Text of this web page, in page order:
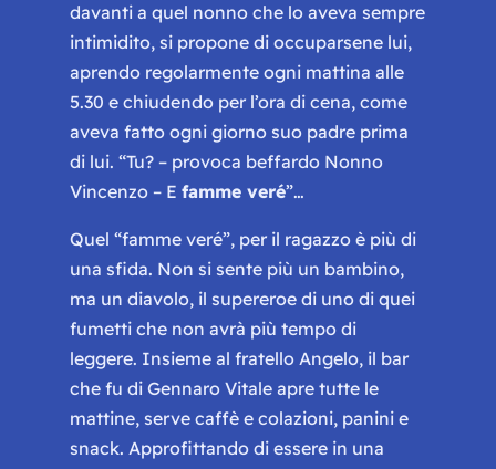
davanti a quel nonno che lo aveva sempre
intimidito, si propone di occuparsene lui,
aprendo regolarmente ogni mattina alle
5.30 e chiudendo per l’ora di cena, come
aveva fatto ogni giorno suo padre prima
di lui. “Tu?– provoca beffardo Nonno
Vincenzo – E famme veré”…
Quel “famme veré”, per il ragazzo è più di
una sfida. Non si sente più un bambino,
ma un diavolo, il supereroe di uno di quei
fumetti che non avrà più tempo di
leggere. Insieme al fratello Angelo, il bar
che fu di Gennaro Vitale apre tutte le
mattine, serve caffè e colazioni, panini e
snack. Approfittando di essere in una